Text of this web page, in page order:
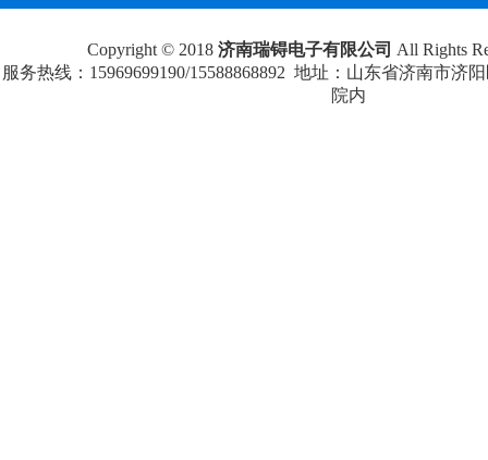
Copyright © 2018 济南瑞锝电子有限公司 All Rights
服务热线：15969699190/15588868892 地址：山东省济南市济
院内